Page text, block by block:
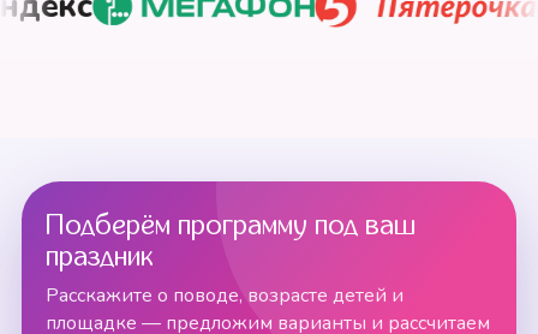
Подберём программу под ваш
праздник
Расскажите о поводе, возрасте детей и
площадке — предложим варианты и рассчитаем